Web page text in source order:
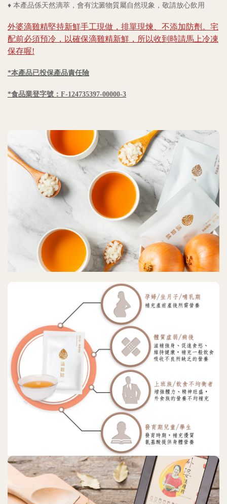
♦ 本產品係天然滴萃，會有沈澱物質屬自然現象，敬請放心飲用
外婆滴雞精堅持新鮮手工現做，排單現煉、不添加防劑。 宅
配前必須預冷，以確保滴雞精新鮮，所以收到時請馬上冷凍
保存喔!
*本產品已投保產品責任險
*食品業登字號：F-124735397-00000-3